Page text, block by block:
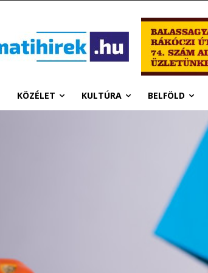
KÖZÉLET KULTÚRA BELFÖLD